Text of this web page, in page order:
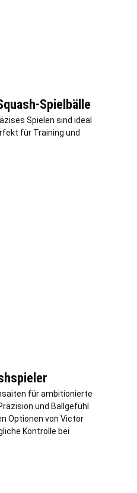
Spielbälle
Spielen sind ideal
für Training und
für ambitionierte
und Ballgefühl
Optionen von Victor
Kontrolle bei